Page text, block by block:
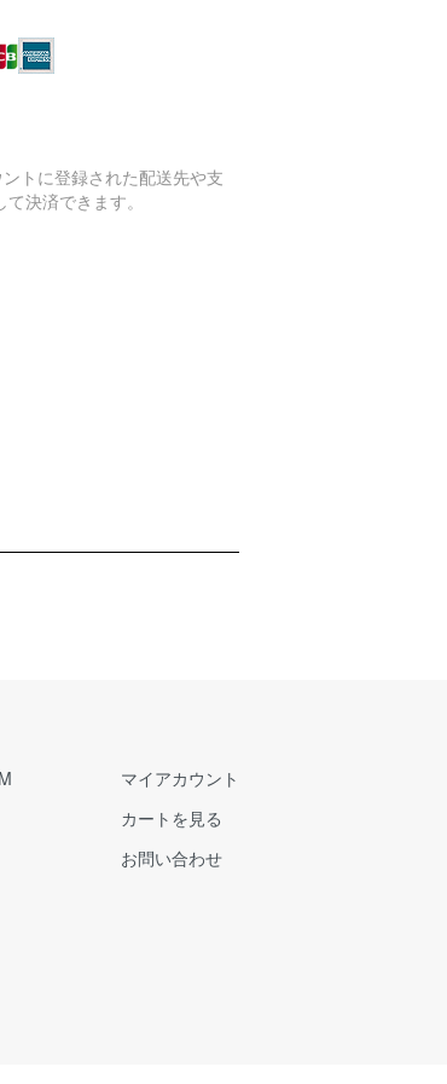
トに登録された配送先や支
決済できます。
マイアカウント
カートを見る
お問い合わせ